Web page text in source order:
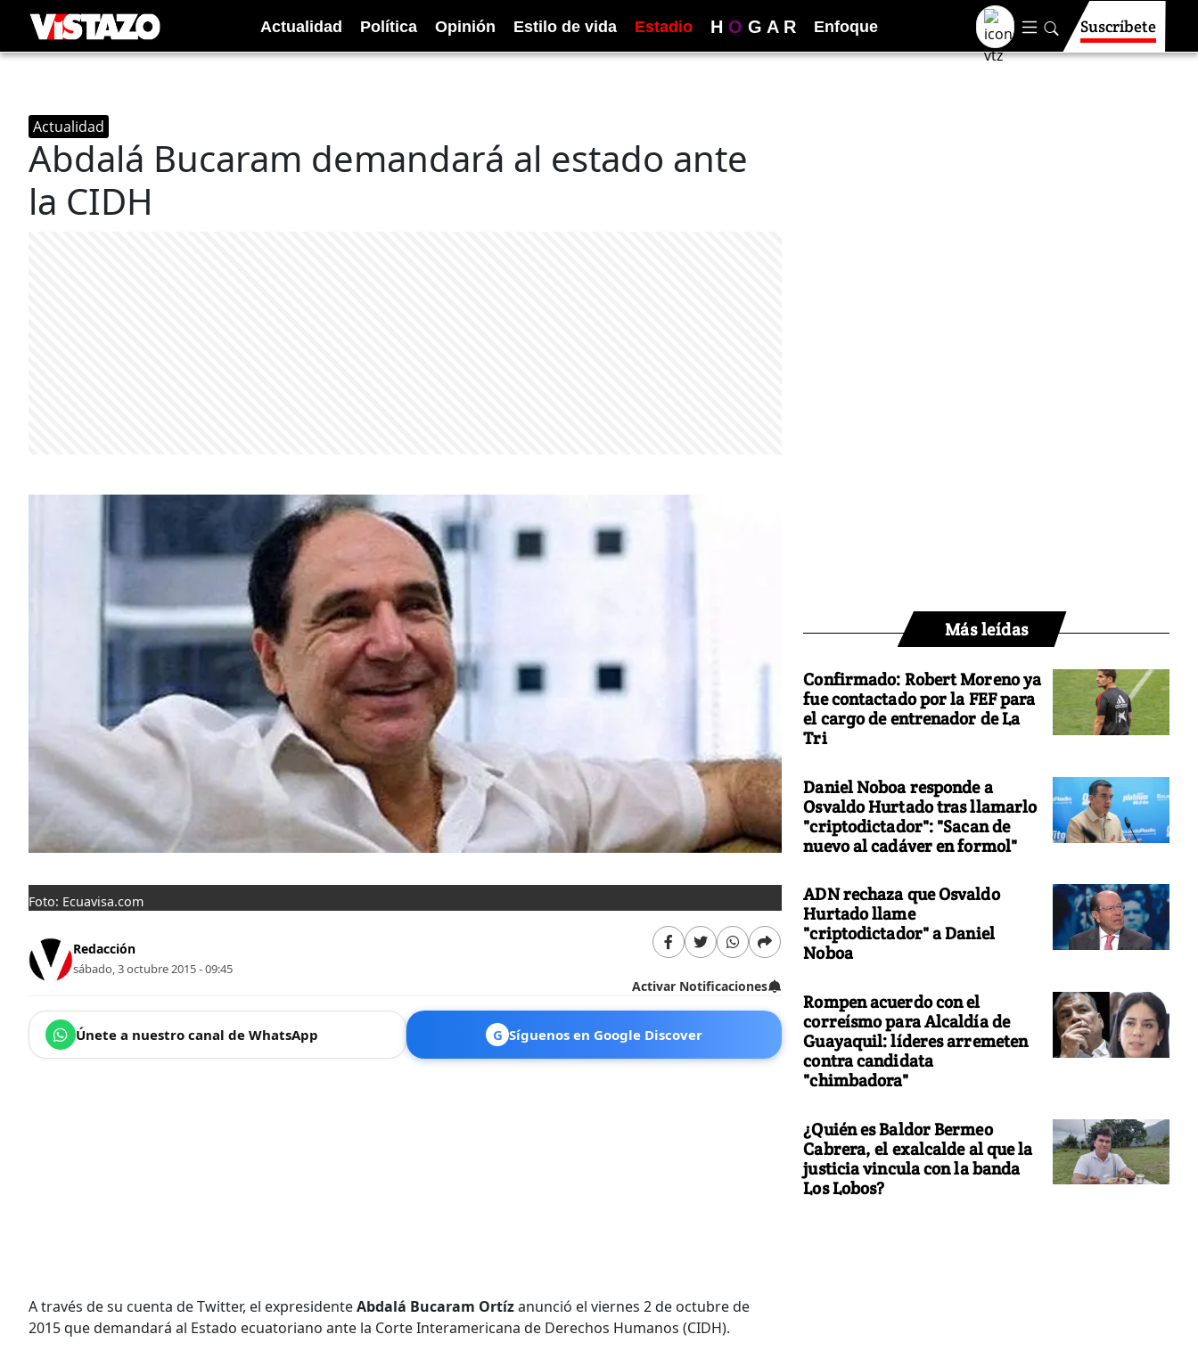
Actualidad Política Opinión Estilo de vida Estadio H O G A R Enfoque Suscríbete
Actualidad
Abdalá Bucaram demandará al estado ante
la CIDH
Foto: Ecuavisa.com
Redacción
sábado, 3 octubre 2015 - 09:45
Activar Notificaciones
Únete a nuestro canal de WhatsApp G Síguenos en Google Discover
A través de su cuenta de Twitter, el expresidenteAbdalá Bucaram Ortízanunció el viernes 2 de octubre de
2015 que demandará al Estado ecuatoriano ante la Corte Interamericana de Derechos Humanos (CIDH).
Más leídas
Confirmado: Robert Moreno ya
fue contactado por la FEF para
el cargo de entrenador de La
Tri
Daniel Noboa responde a
Osvaldo Hurtado tras llamarlo
"criptodictador": "Sacan de
nuevo al cadáver en formol"
ADN rechaza que Osvaldo
Hurtado llame
"criptodictador" a Daniel
Noboa
Rompen acuerdo con el
correísmo para Alcaldía de
Guayaquil: líderes arremeten
contra candidata
"chimbadora"
¿Quién es Baldor Bermeo
Cabrera, el exalcalde al que la
justicia vincula con la banda
Los Lobos?